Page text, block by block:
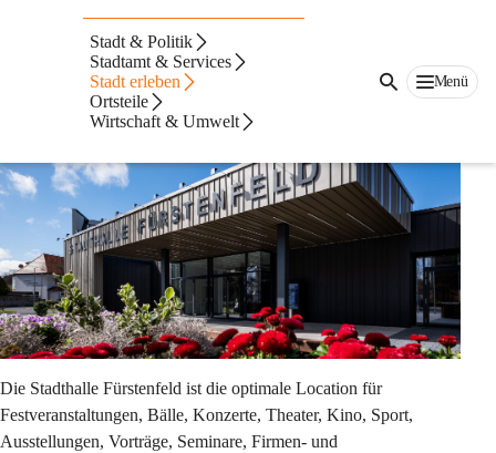
Stadt & Politik
Stadtamt & Services
Stadt erleben
Ortsteile
Wirtschaft & Umwelt
Menü
Stadthalle Fürstenfeld
Die Stadthalle Fürstenfeld ist die optimale Location für
Festveranstaltungen, Bälle, Konzerte, Theater, Kino, Sport,
Ausstellungen, Vorträge, Seminare, Firmen- und